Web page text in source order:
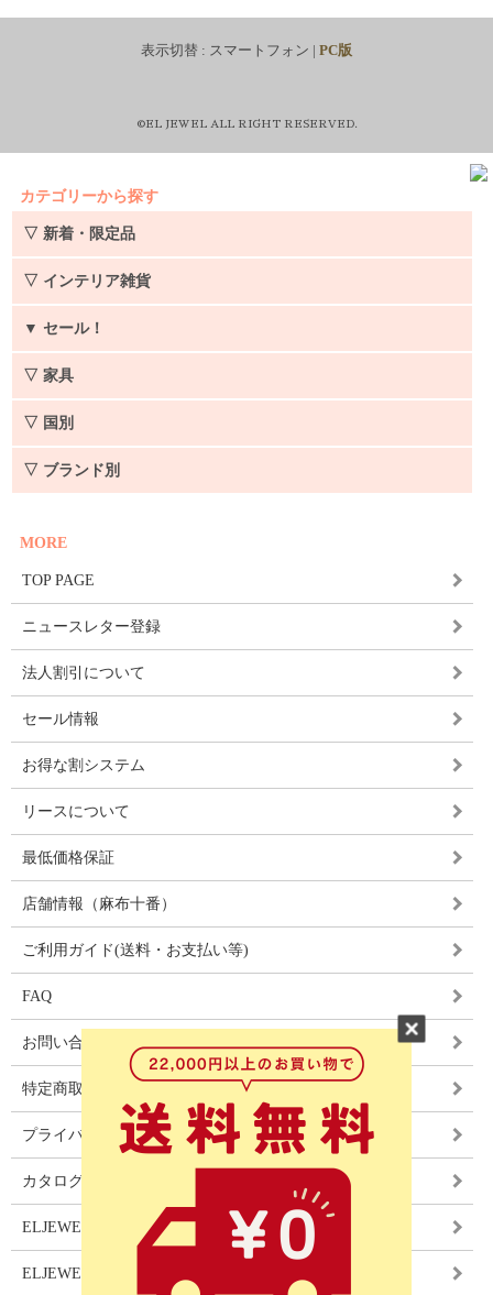
表示切替 : スマートフォン | PC版
©EL JEWEL ALL RIGHT RESERVED.
カテゴリーから探す
▽ 新着・限定品
▽ インテリア雑貨
▼ セール！
▽ 家具
▽ 国別
▽ ブランド別
MORE
TOP PAGE
ニュースレター登録
法人割引について
セール情報
お得な割システム
リースについて
最低価格保証
店舗情報（麻布十番）
ご利用ガイド(送料・お支払い等)
FAQ
お問い合わせ
特定商取引法に基づく表記
プライバシーポリシー
カタログ
ELJEWEL LIGHITNG
ELJEWEL カーテン